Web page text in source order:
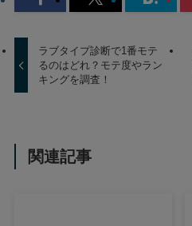
ラブタイプ診断で1番モテ
るのはどれ？モテ度やラン
キングを調査！
関連記事